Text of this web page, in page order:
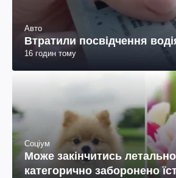
Авто
Втратили посвідчення
16 годин тому
Соціум
Може закінчитись
категорично заборонено